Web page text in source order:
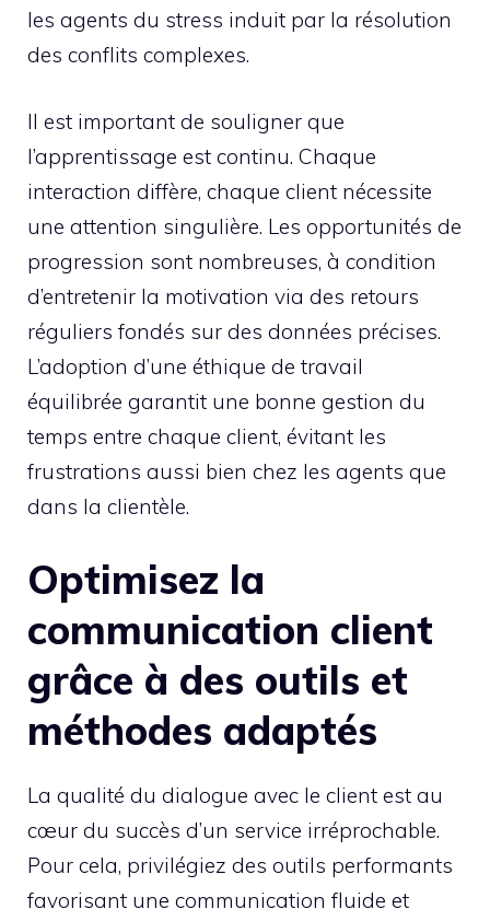
les agents du stress induit par la résolution
des conflits complexes.
Il est important de souligner que
l’apprentissage est continu. Chaque
interaction diffère, chaque client nécessite
une attention singulière. Les opportunités de
progression sont nombreuses, à condition
d’entretenir la motivation via des retours
réguliers fondés sur des données précises.
L’adoption d’une éthique de travail
équilibrée garantit une bonne gestion du
temps entre chaque client, évitant les
frustrations aussi bien chez les agents que
dans la clientèle.
Optimisez la
communication client
grâce à des outils et
méthodes adaptés
La qualité du dialogue avec le client est au
cœur du succès d’un service irréprochable.
Pour cela, privilégiez des outils performants
favorisant une communication fluide et